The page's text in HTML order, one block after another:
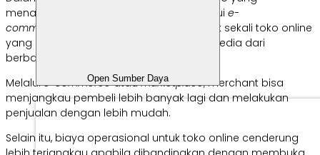
Open Sumber Daya
menawarkan produk maupun jasa melalui e-
commerce
. Ada banyak sekali toko online
yang bisa kamu jumpai saat ini yang tersedia dari
berbagai platform belanja.
Melaluie-commerceataumarketplace, merchant bisa
menjangkau pembeli lebih banyak lagi dan melakukan
penjualan dengan lebih mudah.
Selain itu, biaya operasional untuk toko online cenderung